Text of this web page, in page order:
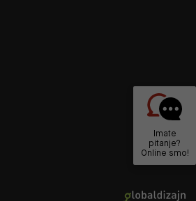
Imate
pitanje?
Online smo!